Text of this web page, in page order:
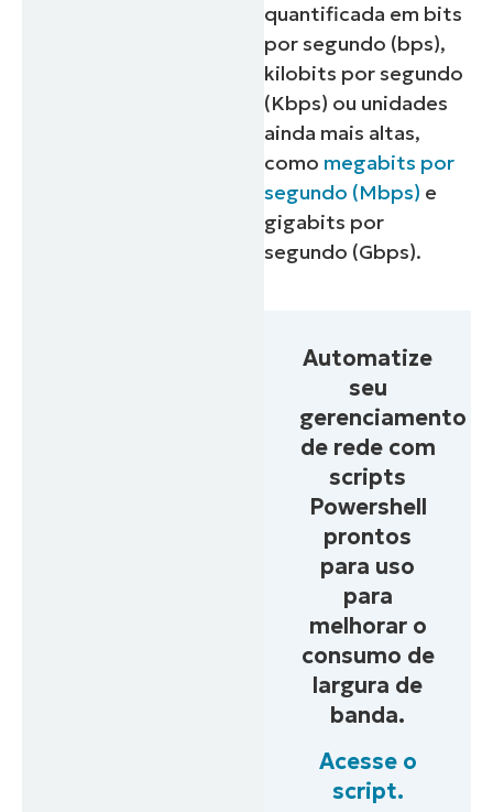
quantificada em bits
por segundo (bps),
kilobits por segundo
(Kbps) ou unidades
ainda mais altas,
como megabits por
segundo (Mbps) e
gigabits por
segundo (Gbps).
Automatize
seu
gerenciamento
de rede com
scripts
Powershell
prontos
para uso
para
melhorar o
consumo de
largura de
banda.
Acesse o
script.